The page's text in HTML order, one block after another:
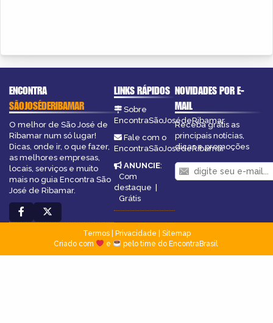
ENCONTRA
SÃOJOSÉDERIBAMAR
O melhor de São José de
Ribamar num só lugar!
Dicas, onde ir, o que fazer,
as melhores empresas,
locais, serviços e muito
mais no guia Encontra São
José de Ribamar.
LINKS RÁPIDOS
Sobre
EncontraSãoJosédeRibamar
Fale com o
EncontraSãoJosédeRibamar
ANUNCIE:
Com
destaque |
Grátis
NOVIDADES POR E-
MAIL
Receba grátis as
principais notícias,
dicas e promoções
Termos| Privacidade
Sitemap
Criado com
e pelo time do EncontraBrasil